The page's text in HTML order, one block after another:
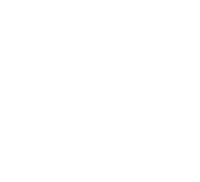
Vorstellungen!
Leben und naturnahe
es auf dem Balkon, der